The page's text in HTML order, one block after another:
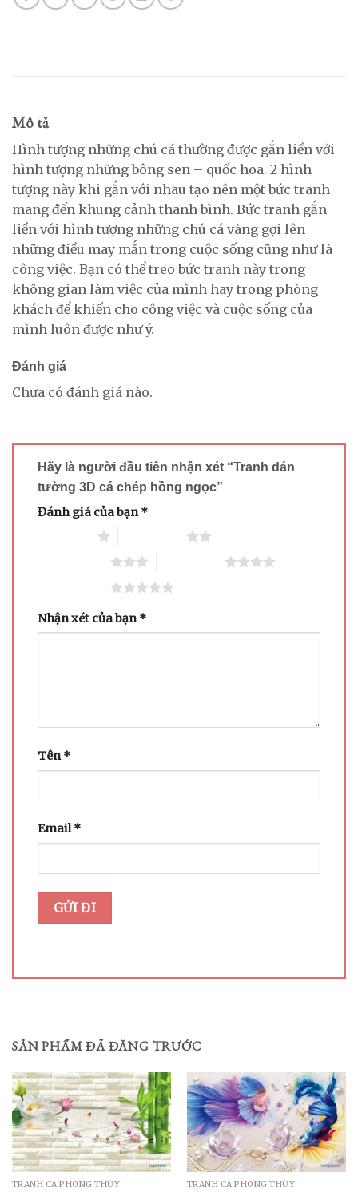
Mô tả
Hình tượng những chú cá thường được gắn liền với
hình tượng những bông sen – quốc hoa. 2 hình
tượng này khi gắn với nhau tạo nên một bức tranh
mang đến khung cảnh thanh bình. Bức tranh gắn
liền với hình tượng những chú cá vàng gợi lên
những điều may mắn trong cuộc sống cũng như là
công việc. Bạn có thể treo bức tranh này trong
không gian làm việc của mình hay trong phòng
khách để khiến cho công việc và cuộc sống của
mình luôn được như ý.
Đánh giá
Chưa có đánh giá nào.
Hãy là người đầu tiên nhận xét “Tranh dán
tường 3D cá chép hồng ngọc”
Đánh giá của bạn*
Nhận xét của bạn*
Tên*
Email*
SẢN PHẨM ĐÃ ĐĂNG TRƯỚC
TRANH CÁ PHONG THỦY TRANH CÁ PHONG THỦY